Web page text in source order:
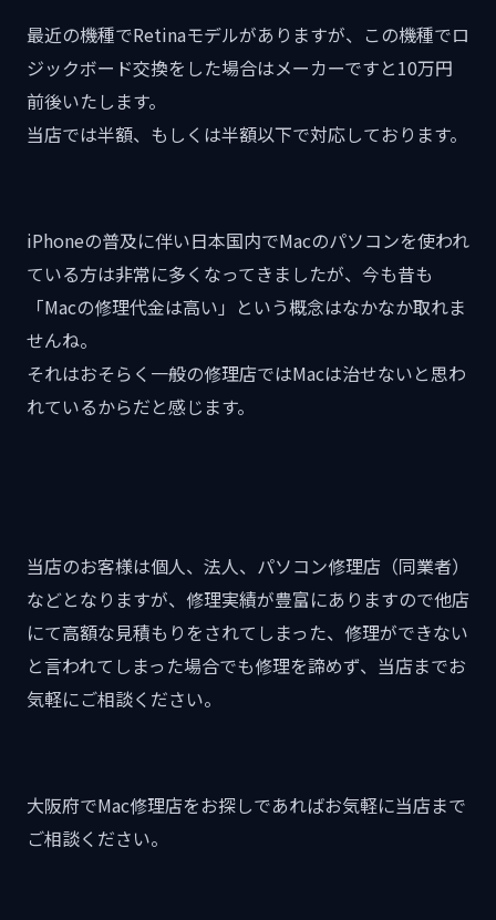
最近の機種でRetinaモデルがありますが、この機種でロ
ジックボード交換をした場合はメーカーですと10万円
前後いたします。
当店では半額、もしくは半額以下で対応しております。
iPhoneの普及に伴い日本国内でMacのパソコンを使われ
ている方は非常に多くなってきましたが、今も昔も
「Macの修理代金は高い」という概念はなかなか取れま
せんね。
それはおそらく一般の修理店ではMacは治せないと思わ
れているからだと感じます。
当店のお客様は個人、法人、パソコン修理店（同業者）
などとなりますが、修理実績が豊富にありますので他店
にて高額な見積もりをされてしまった、修理ができない
と言われてしまった場合でも修理を諦めず、当店までお
気軽にご相談ください。
大阪府でMac修理店をお探しであればお気軽に当店まで
ご相談ください。